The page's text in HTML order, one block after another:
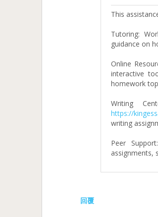
This
Tutoring:
guidance on
Online
interactive
homework
Writing
https://
writing
Peer
assignments,
回覆